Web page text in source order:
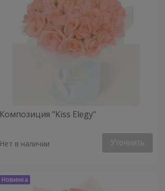
Композиция "Kiss Elegy"
Нет в наличии Уточнить